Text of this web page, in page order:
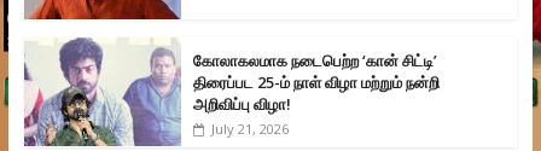
கோலாகலமாக நடைபெற்ற ‘கான் சிட்டி’
திரைப்பட 25-ம் நாள் விழா மற்றும் நன்றி
அறிவிப்பு விழா!
July 21, 2026